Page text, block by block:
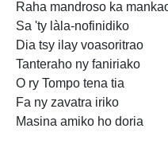
Raha mandroso ka
Sa 'ty làla-nofinidiko
Dia tsy ilay voasoritrao
Tanteraho ny faniriako
O ry Tompo tena tia
Fa ny zavatra iriko
Masina amiko ho doria